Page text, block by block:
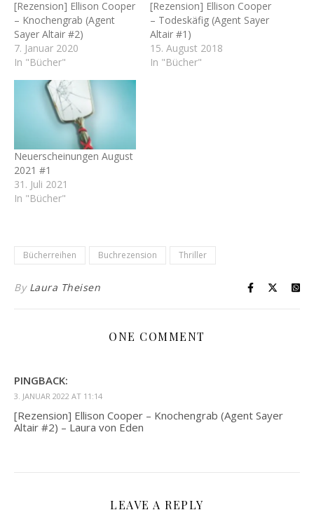
[Rezension] Ellison Cooper
– Knochengrab (Agent
Sayer Altair #2)
7. Januar 2020
In "Bücher"
[Rezension] Ellison Cooper
– Todeskäfig (Agent Sayer
Altair #1)
15. August 2018
In "Bücher"
Neuerscheinungen August
2021 #1
31. Juli 2021
In "Bücher"
Bücherreihen Buchrezension Thriller
By Laura Theisen
ONE COMMENT
PINGBACK:
3. JANUAR 2022 AT 11:14
[Rezension] Ellison Cooper – Knochengrab (Agent Sayer
Altair #2) – Laura von Eden
LEAVE A REPLY